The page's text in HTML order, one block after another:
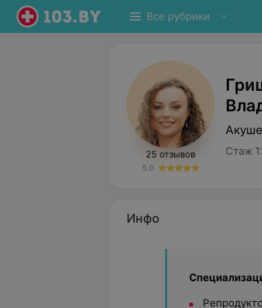
Все рубрики
25 отзывов
5.0
Стаж
Инфо